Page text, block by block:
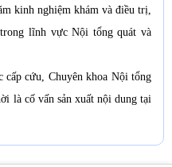
kinh nghiệm khám và điều trị,
lĩnh vực Nội tổng quát và
cứu, Chuyên khoa Nội tổng
là cố vấn sản xuất nội dung tại